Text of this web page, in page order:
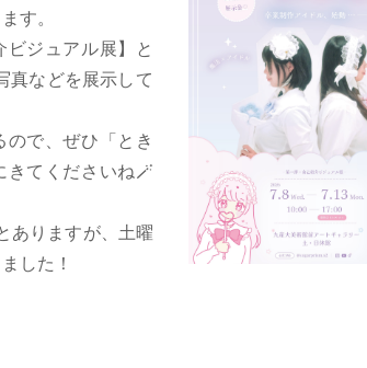
す。
ジュアル展】と
真などを展示して
で、ぜひ「とき
きてくださいね🪄
ありますが、土曜
した！